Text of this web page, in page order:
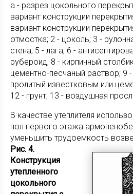
а - разрез цокольного
вариант конструкции
вариант конструкции
отмостка; 2 - цоколь; 3 -
стена; 5 - лага; 6 -
рубероид; 8 - кирпичный
цементно-песчаный раствор; 9
пролитый известковым или
12 - грунт; 13 - воздушная
В качестве утеплителя
пол первого этажа
уменьшить трудоемкость
Рис. 4.
Конструкция
утепленного
цокольного